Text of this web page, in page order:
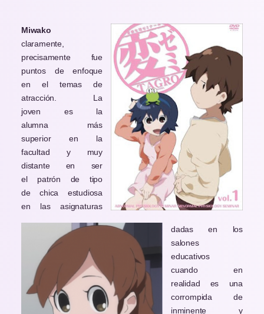
Miwako
claramente,
precisamente fue
puntos de enfoque
en el temas de
atracción. La
joven es la
alumna más
superior en la
facultad y muy
distante en ser
el patrón de tipo
de chica estudiosa
en las asignaturas
dadas en los
salones
educativos
cuando en
realidad es una
corrompida de
inminente y